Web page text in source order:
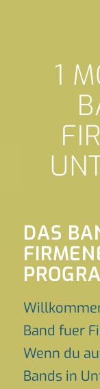
1
DAS
Band fuer
Wenn du
Bands in